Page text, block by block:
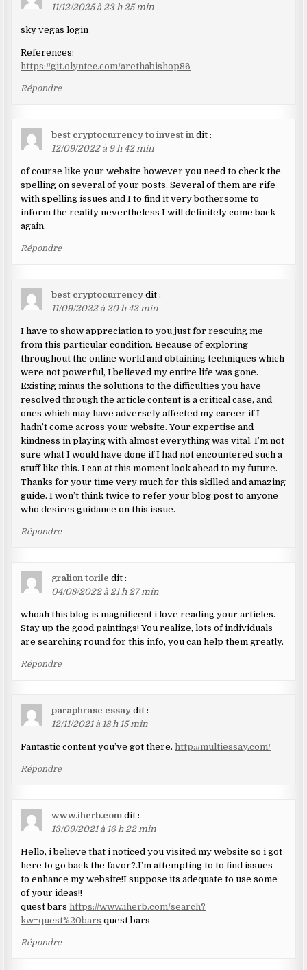
11/12/2025 à 23 h 25 min
sky vegas login
References:
https://git.olyntec.com/arethabishop86
Répondre
best cryptocurrency to invest in dit :
12/09/2022 à 9 h 42 min
of course like your website however you need to check the
spelling on several of your posts. Several of them are rife
with spelling issues and I to find it very bothersome to
inform the reality nevertheless I will definitely come back
again.
Répondre
best cryptocurrency dit :
11/09/2022 à 20 h 42 min
I have to show appreciation to you just for rescuing me
from this particular condition. Because of exploring
throughout the online world and obtaining techniques which
were not powerful, I believed my entire life was gone.
Existing minus the solutions to the difficulties you have
resolved through the article content is a critical case, and
ones which may have adversely affected my career if I
hadn’t come across your website. Your expertise and
kindness in playing with almost everything was vital. I’m not
sure what I would have done if I had not encountered such a
stuff like this. I can at this moment look ahead to my future.
Thanks for your time very much for this skilled and amazing
guide. I won’t think twice to refer your blog post to anyone
who desires guidance on this issue.
Répondre
gralion torile dit :
04/08/2022 à 21 h 27 min
whoah this blog is magnificent i love reading your articles.
Stay up the good paintings! You realize, lots of individuals
are searching round for this info, you can help them greatly.
Répondre
paraphrase essay dit :
12/11/2021 à 18 h 15 min
Fantastic content you’ve got there. http://multiessay.com/
Répondre
www.iherb.com dit :
13/09/2021 à 16 h 22 min
Hello, i believe that i noticed you visited my website so i got
here to go back the favor?.I’m attempting to to find issues
to enhance my website!I suppose its adequate to use some
of your ideas!!
quest barshttps://www.iherb.com/search?
kw=quest%20bars quest bars
Répondre